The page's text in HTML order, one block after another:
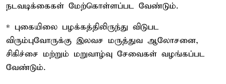
நடவடிக்கைகள் மேற்கொள்ளப்பட வேண்டும்.
* புகையிலை பழக்கத்திலிருந்து விடுபட
விரும்புவோருக்கு இலவச மருத்துவ ஆலோசனை,
சிகிச்சை மற்றும் மறுவாழ்வு சேவைகள் வழங்கப்பட
வேண்டும்.